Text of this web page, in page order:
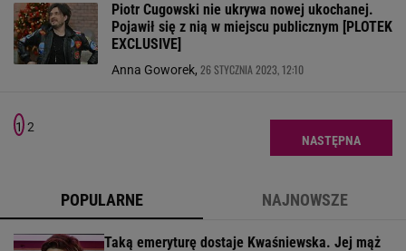
Piotr Cugowski nie ukrywa nowej ukochanej.
Pojawił się z nią w miejscu publicznym [PLOTEK
EXCLUSIVE]
Anna Goworek, 26 STYCZNIA 2023, 12:10
1 2
NASTĘPNA
POPULARNE NAJNOWSZE
Taką emeryturę dostaje Kwaśniewska. Jej mąż